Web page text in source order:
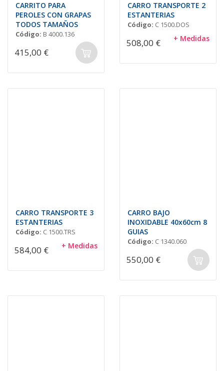
CARRITO PARA
PEROLES CON GRAPAS
TODOS TAMAÑOS
Código: B 4000.136
415,00 €
CARRO TRANSPORTE 2
ESTANTERIAS
Código: C 1500.DOS
508,00 € + Medidas
CARRO TRANSPORTE 3
ESTANTERIAS
Código: C 1500.TRS
584,00 € + Medidas
CARRO BAJO
INOXIDABLE 40x60cm 8
GUIAS
Código: C 1340.060
550,00 €